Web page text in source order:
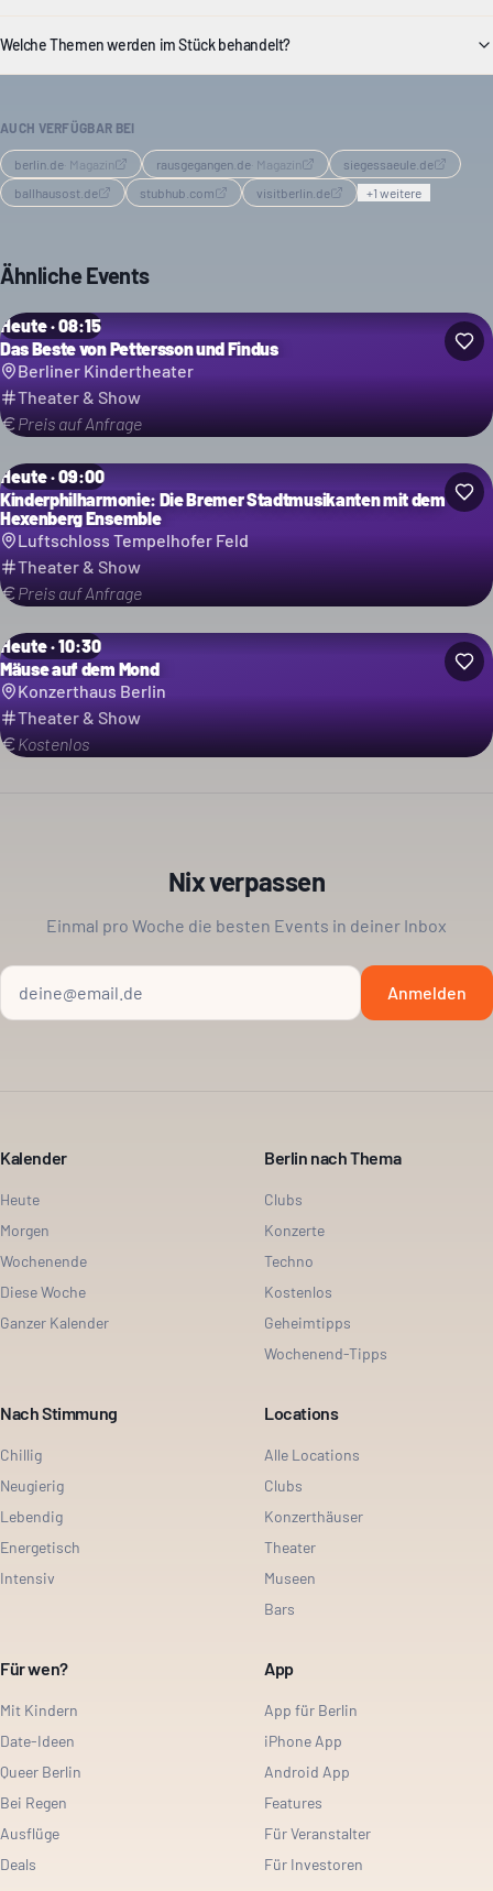
Welche Themen werden im Stück behandelt?
AUCH VERFÜGBAR BEI
berlin.de Magazin rausgegangen.de Magazin
siegessaeule.de
ballhausost.de
stubhub.com visitberlin.de +1 weitere
Ähnliche Events
Heute · 08:15
Das Beste von Pettersson und Findus
Berliner Kindertheater
Theater & Show
Preis auf Anfrage
Heute · 09:00
Kinderphilharmonie: Die Bremer Stadtmusikanten mit dem
Hexenberg Ensemble
Luftschloss Tempelhofer Feld
Theater & Show
Preis auf Anfrage
Heute · 10:30
Mäuse auf dem Mond
Konzerthaus Berlin
Theater & Show
Kostenlos
Nix verpassen
Einmal pro Woche die besten Events in deiner Inbox
Anmelden
Kalender
Heute
Morgen
Wochenende
Diese Woche
Ganzer Kalender
Berlin nach Thema
Clubs
Konzerte
Techno
Kostenlos
Geheimtipps
Wochenend-Tipps
Nach Stimmung
Chillig
Neugierig
Lebendig
Energetisch
Intensiv
Locations
Alle Locations
Clubs
Konzerthäuser
Theater
Museen
Bars
Für wen?
Mit Kindern
Date-Ideen
Queer Berlin
Bei Regen
Ausflüge
Deals
App
App für Berlin
iPhone App
Android App
Features
Für Veranstalter
Für Investoren